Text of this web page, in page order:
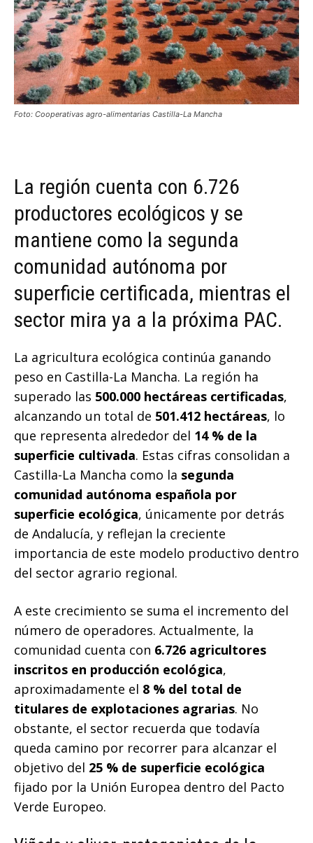
Foto: Cooperativas agro-alimentarias Castilla-La Mancha
La región cuenta con 6.726
productores ecológicos y se
mantiene como la segunda
comunidad autónoma por
superficie certificada, mientras el
sector mira ya a la próxima PAC.
La agricultura ecológica continúa ganando
peso en Castilla-La Mancha. La región ha
superado las 500.000 hectáreas certificadas,
alcanzando un total de 501.412 hectáreas, lo
que representa alrededor del 14 % de la
superficie cultivada. Estas cifras consolidan a
Castilla-La Mancha como la segunda
comunidad autónoma española por
superficie ecológica, únicamente por detrás
de Andalucía, y reflejan la creciente
importancia de este modelo productivo dentro
del sector agrario regional.
A este crecimiento se suma el incremento del
número de operadores. Actualmente, la
comunidad cuenta con 6.726 agricultores
inscritos en producción ecológica,
aproximadamente el 8 % del total de
titulares de explotaciones agrarias. No
obstante, el sector recuerda que todavía
queda camino por recorrer para alcanzar el
objetivo del 25 % de superficie ecológica
fijado por la Unión Europea dentro del Pacto
Verde Europeo.